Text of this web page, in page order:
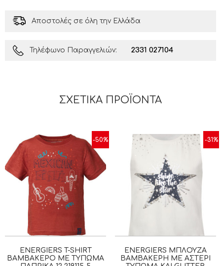
Αποστολές σε όλη την Ελλάδα
Τηλέφωνο Παραγγελιών: 2331 027104
ΣΧΕΤΙΚΆ ΠΡΟΪΌΝΤΑ
-50%
ENERGIERS T-SHIRT
ΒΑΜΒΑΚΕΡΌ ΜΕ ΤΎΠΩΜΑ
-31%
ENERGIERS ΜΠΛΟΎΖΑ
ΒΑΜΒΑΚΕΡΉ ΜΕ ΑΣΤΈΡΙ